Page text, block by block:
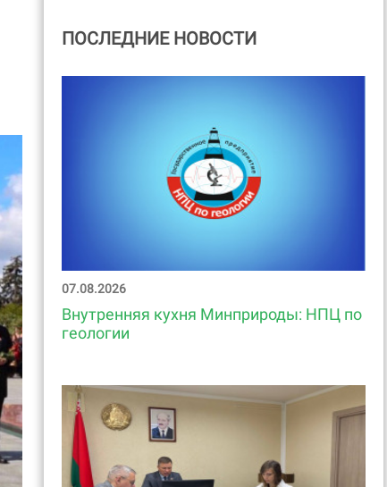
ПОСЛЕДНИЕ НОВОСТИ
07.08.2026
Внутренняя кухня Минприроды: НПЦ по
геологии